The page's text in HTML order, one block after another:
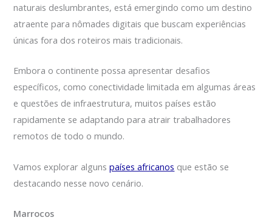
naturais deslumbrantes, está emergindo como um destino
atraente para nômades digitais que buscam experiências
únicas fora dos roteiros mais tradicionais.
Embora o continente possa apresentar desafios
específicos, como conectividade limitada em algumas áreas
e questões de infraestrutura, muitos países estão
rapidamente se adaptando para atrair trabalhadores
remotos de todo o mundo.
Vamos explorar algunspaíses africanos que estão se
destacando nesse novo cenário.
Marrocos